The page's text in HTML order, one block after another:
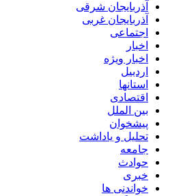
آذربایجان شرقی
آذربایجان غربی
اجتماعی
اخبار
اخبار ویژه
اردبیل
استانها
اقتصادی
بین الملل
پیشخوان
تحلیل و یاداشت
جامعه
حوادث
خبری
خواندنی ها